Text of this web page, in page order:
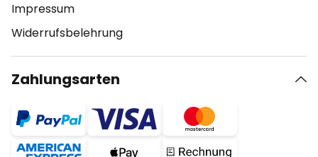
Impressum
Widerrufsbelehrung
Zahlungsarten